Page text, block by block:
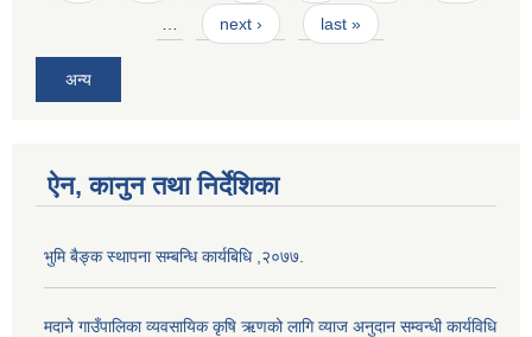
… next › last »
अन्य
ऐन, कानुन तथा निर्देशिका
भुमि बैङ्क स्थापना सम्बन्धि कार्यबिधि ,२०७७.
मदाने गाउँपालिका व्यवसायिक कृषि ऋणको लागि व्याज अनुदान सम्वन्धी कार्यविधि